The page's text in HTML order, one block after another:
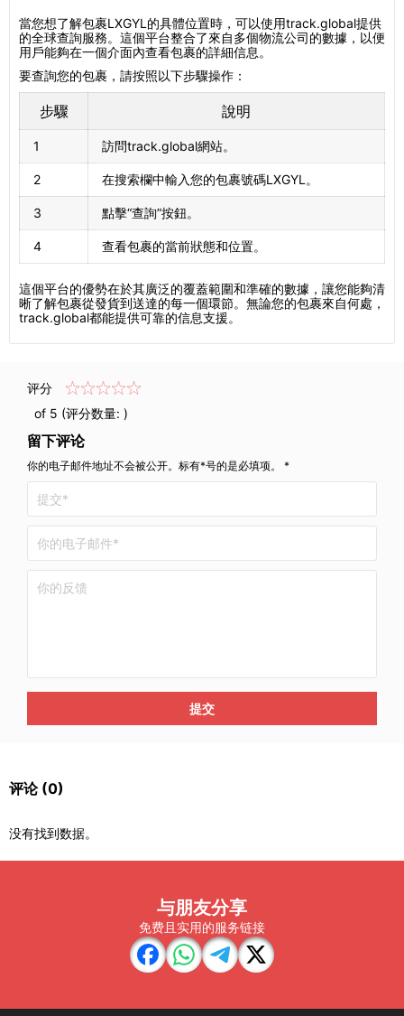
當您想了解包裹LXGYL的具體位置時，可以使用track.global提供
的全球查詢服務。這個平台整合了來自多個物流公司的數據，以便
用戶能夠在一個介面內查看包裹的詳細信息。
要查詢您的包裹，請按照以下步驟操作：
步驟 說明
1 訪問track.global網站。
2 在搜索欄中輸入您的包裹號碼LXGYL。
3 點擊“查詢”按鈕。
4 查看包裹的當前狀態和位置。
這個平台的優勢在於其廣泛的覆蓋範圍和準確的數據，讓您能夠清
晰了解包裹從發貨到送達的每一個環節。無論您的包裹來自何處，
track.global都能提供可靠的信息支援。
评分
of 5 (评分数量: )
留下评论
你的电子邮件地址不会被公开。标有*号的是必填项。 *
提交
评论 (0)
没有找到数据。
与朋友分享
免费且实用的服务链接